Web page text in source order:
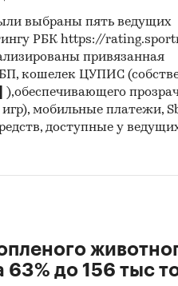
Открытые
Отчетность
Сайты компаний
Архивы СМИ
Региональные и
Кабинетное
различных
выбраны пять ведущих
РБК https://
привязанная
кошелек ЦУПИС
),обеспечивающего
игр), мобильные платежи,
доступные у
до 156 тыс